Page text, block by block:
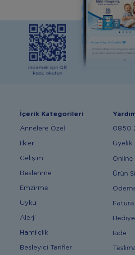
İçerik Kategorileri
Annelere Özel
İlkler
Gelişim
Beslenme
Emzirme
Uyku
Alerji
Hamilelik
Besleyici Tarifler
0850
Üyelik
Online
Ürün
Fatura
İade